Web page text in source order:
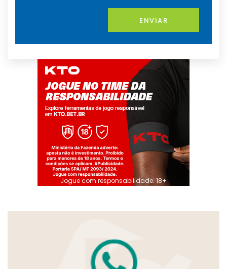
ENVIAR
Jogue com responsabilidade. 18+